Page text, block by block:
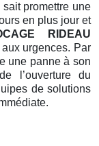
promettre une
en plus jour et
RIDEAU
urgences. Par
une panne à son
l’ouverture du
de solutions